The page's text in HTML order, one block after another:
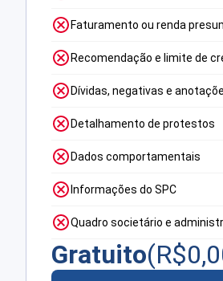
Faturamento ou renda
Recomendação e limite de
Dívidas, negativas e
Detalhamento de protestos
Dados comportamentais
Informações do SPC
Quadro societário e
Gratuito(R$